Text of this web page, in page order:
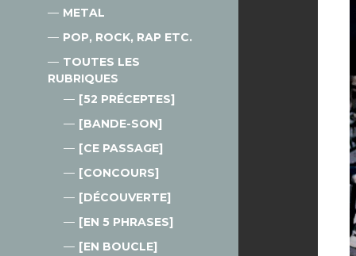
METAL
POP, ROCK, RAP ETC.
TOUTES LES
RUBRIQUES
[52 PRÉCEPTES]
[BANDE-SON]
[CE PASSAGE]
[CONCOURS]
[DÉCOUVERTE]
[EN 5 PHRASES]
[EN BOUCLE]